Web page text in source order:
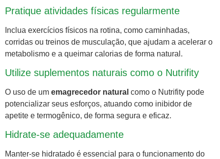
Pratique atividades físicas regularmente
Inclua exercícios físicos na rotina, como caminhadas,
corridas ou treinos de musculação, que ajudam a acelerar o
metabolismo e a queimar calorias de forma natural.
Utilize suplementos naturais como o Nutrifity
O uso de um emagrecedor natural como o Nutrifity pode
potencializar seus esforços, atuando como inibidor de
apetite e termogênico, de forma segura e eficaz.
Hidrate-se adequadamente
Manter-se hidratado é essencial para o funcionamento do